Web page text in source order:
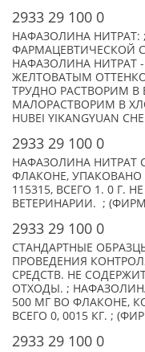
2933 29 100 0
НАФАЗОЛИНА
ФАРМАЦЕВТИЧЕСКОЙ
НАФАЗОЛИНА НИТРАТ
ЖЕЛТОВАТЫМ
ТРУДНО РАСТВОРИМ В
МАЛОРАСТВОРИМ В
HUBEI YIKANGYUAN
2933 29 100 0
НАФАЗОЛИНА НИТРАТ
ФЛАКОНЕ, УПАКОВАНО
115315, ВСЕГО 1. 0 Г.
ВЕТЕРИНАРИИ. ;
2933 29 100 0
СТАНДАРТНЫЕ
ПРОВЕДЕНИЯ
СРЕДСТВ. НЕ
ОТХОДЫ. ;
500 МГ ВО ФЛАКОНЕ,
ВСЕГО 0, 0015 КГ. ;
2933 29 100 0